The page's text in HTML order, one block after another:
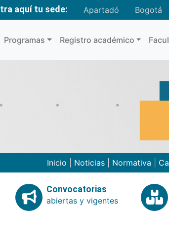
aquí tu sede: Apartadó Bogotá
Programas Registro académico
Inicio Noticias Normativa
Convocatorias
abiertas y vigentes